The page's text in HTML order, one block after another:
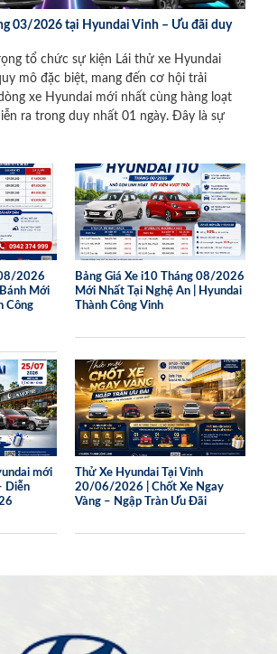
03/2026 tại Hyundai Vinh – Ưu đãi duy
tổ chức sự kiện Lái thử xe Hyundai
mô đặc biệt, mang đến cơ hội trải
xe Hyundai mới nhất cùng hàng loạt
ra trong duy nhất 01 ngày. Đây là sự
2026
Mới
Công
Bảng Giá Xe i10 Tháng 08/2026
Mới Nhất Tại Nghệ An | Hyundai
Thành Công Vinh
mới
Diễn
Thử Xe Hyundai Tại Vinh
20/06/2026 | Chốt Xe Ngay
Vàng – Ngập Tràn Ưu Đãi